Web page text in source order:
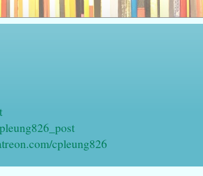
cpleung826